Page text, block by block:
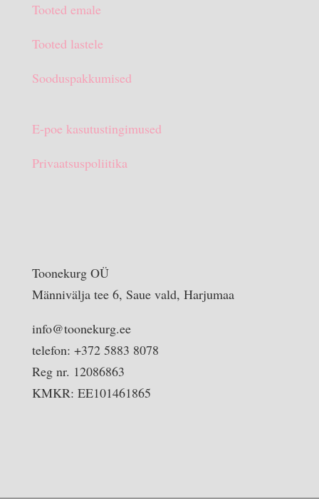
€15.90.
Tooted emale
Tooted lastele
Sooduspakkumised
E-poe kasutustingimused
Privaatsuspoliitika
Toonekurg OÜ
Männivälja tee 6, Saue vald, Harjumaa
info@toonekurg.ee
telefon: +372 5883 8078
Reg nr. 12086863
KMKR: EE101461865